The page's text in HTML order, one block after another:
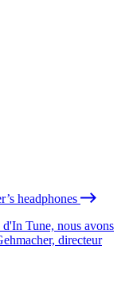
headphones
Tune, nous avons
directeur